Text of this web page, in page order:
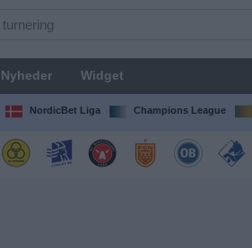
Nyheder Widget
NordicBet Liga Champions League